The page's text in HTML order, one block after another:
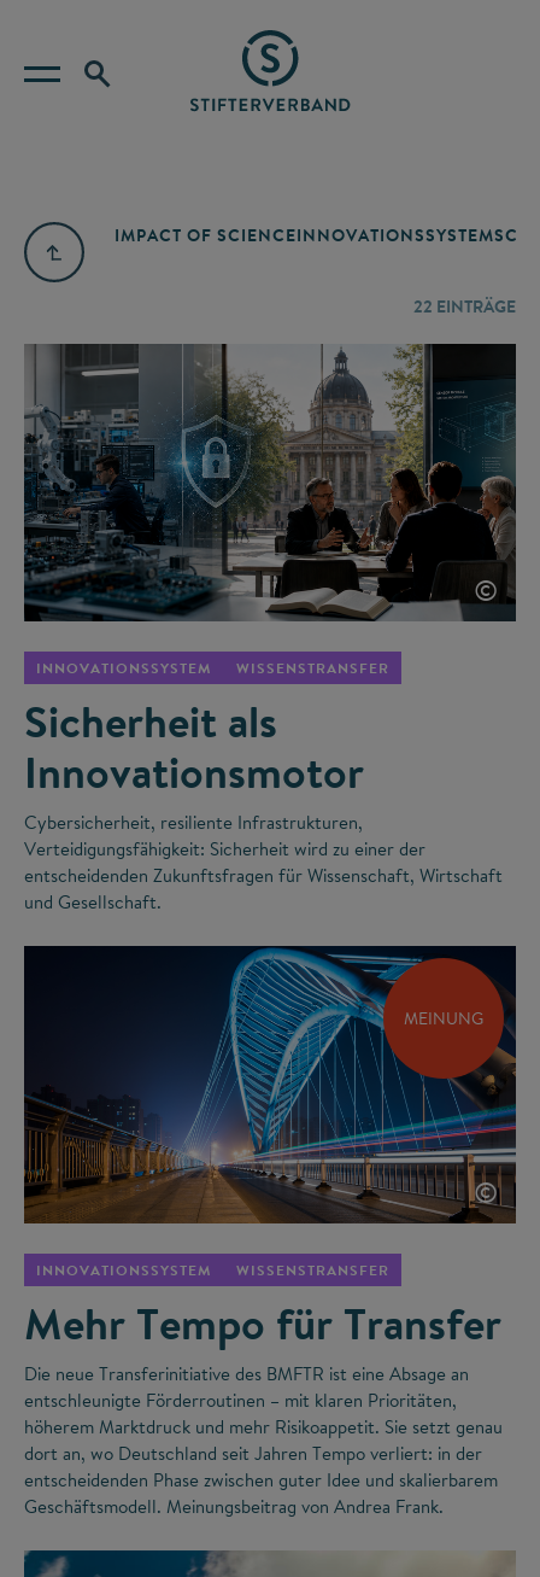
IMPACT OF SCIENCEINNOVATIONSSYSTEM
22 EINTRÄGE
©
INNOVATIONSSYSTEM WISSENSTRANSFER
Sicherheit als
Innovationsmotor
Cybersicherheit, resiliente Infrastrukturen,
Verteidigungsfähigkeit: Sicherheit wird zu einer der
entscheidenden Zukunftsfragen für Wissenschaft, Wirtschaft
und Gesellschaft.
MEINUNG
©
INNOVATIONSSYSTEM WISSENSTRANSFER
Mehr Tempo für Transfer
Die neue Transferinitiative des BMFTR ist eine Absage an
entschleunigte Förderroutinen – mit klaren Prioritäten,
höherem Marktdruck und mehr Risikoappetit. Sie setzt genau
dort an, wo Deutschland seit Jahren Tempo verliert: in der
entscheidenden Phase zwischen guter Idee und skalierbarem
Geschäftsmodell. Meinungsbeitrag von Andrea Frank.